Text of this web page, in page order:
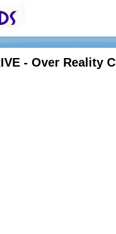
- Over Reality